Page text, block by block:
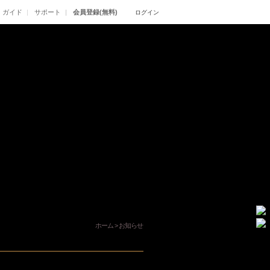
ガイド サポート 会員登録(無料) ログイン
ホーム> お知らせ